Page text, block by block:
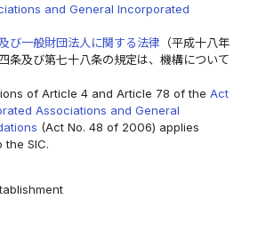
and General Incorporated
び一般財団法人に関する法律 （平成十八年
条及び第七十八条の規定は、機構について
of Article 4 and Article 78 of theAct
Associations and General
(Act No. 48 of 2006) applies
the SIC.